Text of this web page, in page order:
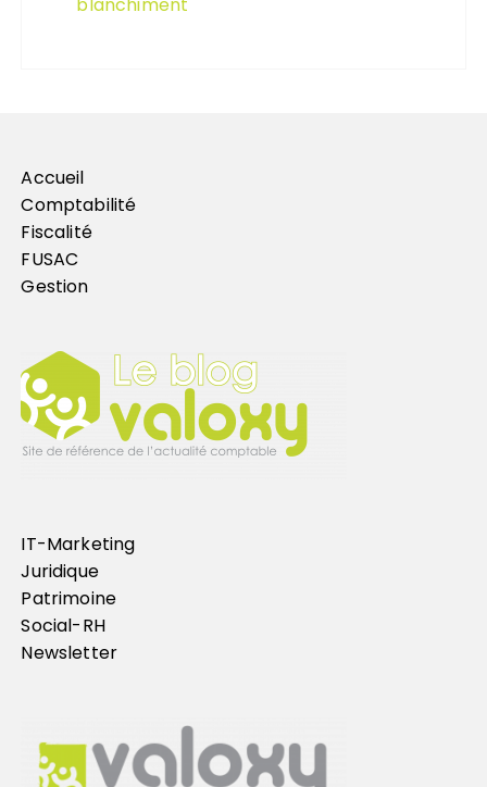
Accueil
Comptabilité
Fiscalité
FUSAC
Gestion
IT-Marketing
Juridique
Patrimoine
Social-RH
Newsletter